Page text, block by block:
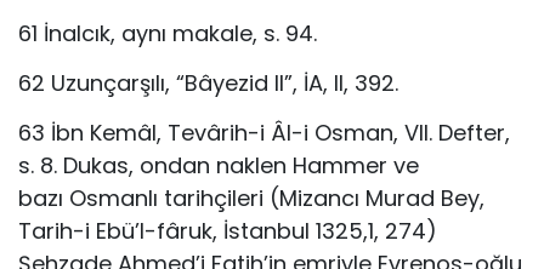
61 İnalcık, aynı makale, s. 94.
62 Uzunçarşılı, “Bâyezid II”, İA, II, 392.
63 İbn Kemâl, Tevârih-i Âl-i Osman, VII. Defter,
s. 8. Dukas, ondan naklen Hammer ve
bazı Osmanlı tarihçileri (Mizancı Murad Bey,
Tarih-i Ebü’l-fâruk, İstanbul 1325,1, 274)